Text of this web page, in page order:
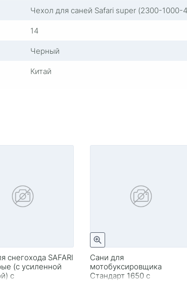
Чехол для саней Safari super (2300-1000-
14
Черный
Китай
снегохода SAFARI
(с усиленной
с
Сани для
мотобуксировщика
Стандарт 1650 с